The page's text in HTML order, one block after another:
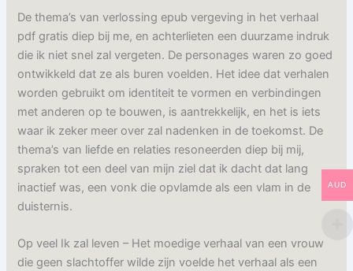
De thema’s van verlossing epub vergeving in het verhaal
pdf gratis diep bij me, en achterlieten een duurzame indruk
die ik niet snel zal vergeten. De personages waren zo goed
ontwikkeld dat ze als buren voelden. Het idee dat verhalen
worden gebruikt om identiteit te vormen en verbindingen
met anderen op te bouwen, is aantrekkelijk, en het is iets
waar ik zeker meer over zal nadenken in de toekomst. De
thema’s van liefde en relaties resoneerden diep bij mij,
spraken tot een deel van mijn ziel dat ik dacht dat lang
inactief was, een vonk die opvlamde als een vlam in de
duisternis.
Op veel Ik zal leven – Het moedige verhaal van een vrouw
die geen slachtoffer wilde zijn voelde het verhaal als een
AUD